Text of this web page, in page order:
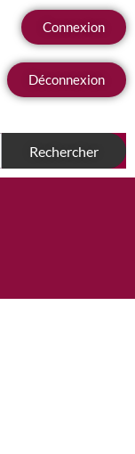
Connexion
Déconnexion